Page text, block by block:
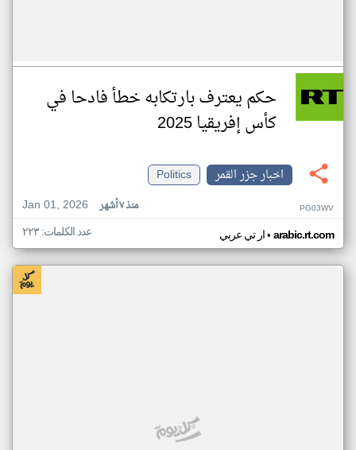
حكم يعترف بارتكابه خطأ فادحا في
كأس إفريقيا 2025
اخبار جزر القمر
Politics
Jan 01, 2026
منذ ٧ أشهر PG03WV
ار تي عربي• arabic.rt.com عدد الكلمات: ٢٢٣